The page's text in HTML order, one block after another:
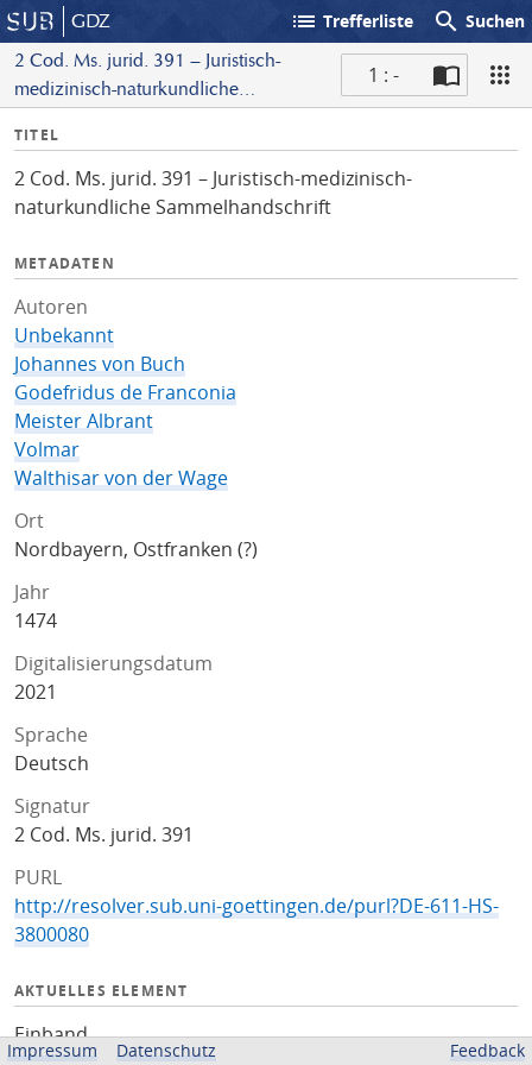
GDZ list Trefferliste search Suchen
2 Cod. Ms. jurid. 391 – Juristisch-
medizinisch-naturkundliche
1 : -
I
f
o
TITEL
2 Cod. Ms. jurid. 391 – Juristisch-medizinisch-
naturkundliche Sammelhandschrift
METADATEN
Autoren
Unbekannt
Johannes von Buch
Godefridus de Franconia
Meister Albrant
Volmar
Walthisar von der Wage
Ort
Nordbayern, Ostfranken (?)
Jahr
1474
Digitalisierungsdatum
2021
Sprache
Deutsch
Signatur
2 Cod. Ms. jurid. 391
PURL
http://resolver.sub.uni-goettingen.de/purl?DE-611-HS-
3800080
AKTUELLES ELEMENT
Einband
Impressum Datenschutz Feedback